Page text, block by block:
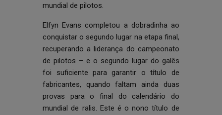
mundial de pilotos.
Elfyn Evans completou a dobradinha ao
conquistar o segundo lugar na etapa final,
recuperando a liderança do campeonato
de pilotos – e o segundo lugar do galês
foi suficiente para garantir o título de
fabricantes, quando faltam ainda duas
provas para o final do calendário do
mundial de ralis. Este é o nono título de